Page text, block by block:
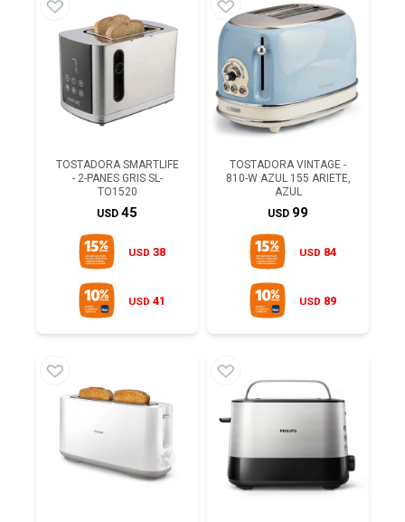
TOSTADORA SMARTLIFE
- 2-PANES GRIS SL-
TO1520
USD 45
USD 38
USD 41
TOSTADORA VINTAGE -
810-W AZUL 155 ARIETE,
AZUL
USD 99
USD 84
USD 89